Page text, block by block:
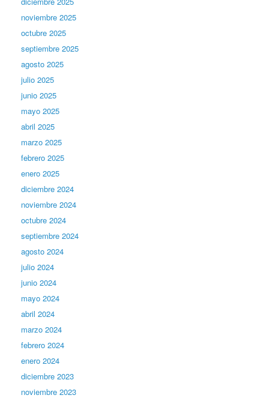
noviembre 2025
octubre 2025
septiembre 2025
agosto 2025
julio 2025
junio 2025
mayo 2025
abril 2025
marzo 2025
febrero 2025
enero 2025
diciembre 2024
noviembre 2024
octubre 2024
septiembre 2024
agosto 2024
julio 2024
junio 2024
mayo 2024
abril 2024
marzo 2024
febrero 2024
enero 2024
diciembre 2023
noviembre 2023